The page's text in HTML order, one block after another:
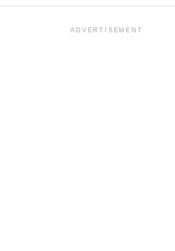
ADVERTISEMENT